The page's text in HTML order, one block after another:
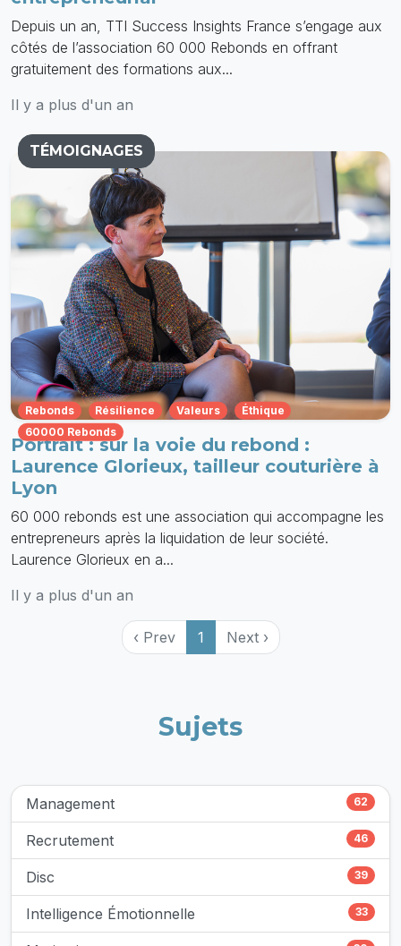
Depuis un an, TTI Success Insights France s’engage aux
côtés de l’association 60 000 Rebonds en offrant
gratuitement des formations aux...
Il y a plus d'un an
TÉMOIGNAGES
Rebonds Résilience Valeurs
Éthique
60000 Rebonds
Portrait : sur la voie du rebond :
Laurence Glorieux, tailleur couturière à
Lyon
60 000 rebonds est une association qui accompagne les
entrepreneurs après la liquidation de leur société.
Laurence Glorieux en a...
Il y a plus d'un an
‹ Prev 1 Next ›
Sujets
Management 62
Recrutement 46
Disc 39
Intelligence Émotionnelle 33